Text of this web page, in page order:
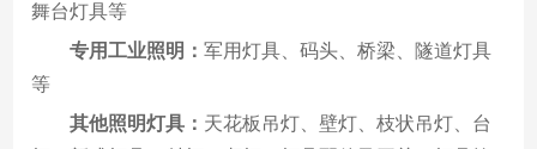
舞台灯具等
专用工业照明：军用灯具、码头、桥梁、隧道灯具
等
其他照明灯具： 天花板吊灯、壁灯、枝状吊灯、台